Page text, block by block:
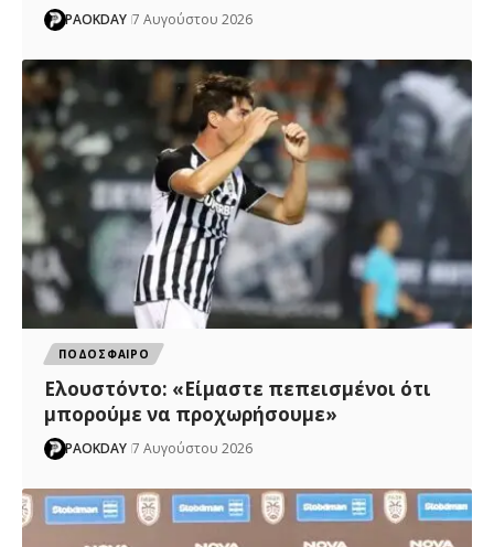
PAOKDAY 7 Αυγούστου 2026
ΠΟΔΟΣΦΑΙΡΟ
Ελουστόντο: «Είμαστε πεπεισμένοι ότι
μπορούμε να προχωρήσουμε»
PAOKDAY 7 Αυγούστου 2026